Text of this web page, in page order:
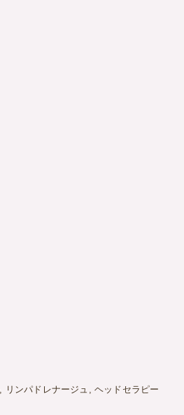
リンパドレナージュ ヘッドセラピー